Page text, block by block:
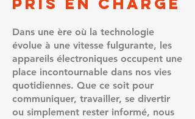
Dans une ère où la technologie
évolue à une vitesse fulgurante, les
appareils électroniques occupent une
place incontournable dans nos vies
quotidiennes. Que ce soit pour
communiquer, travailler, se divertir
ou simplement rester informé, nous